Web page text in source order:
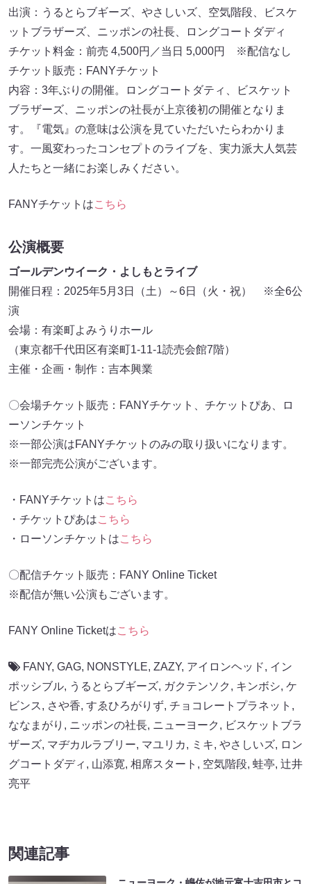
出演：うるとらブギーズ、やさしいズ、空気階段、ビスケ
ットブラザーズ、ニッポンの社長、ロングコートダディ
チケット料金：前売 4,500円／当日 5,000円 ※配信なし
チケット販売：FANYチケット
内容：3年ぶりの開催。ロングコートダティ、ビスケット
ブラザーズ、ニッポンの社長が上京後初の開催となりま
す。『電気』の意味は公演を見ていただいたらわかりま
す。一風変わったコンセプトのライブを、実力派大人気芸
人たちと一緒にお楽しみください。
FANYチケットはこちら
公演概要
ゴールデンウイーク・よしもとライブ
開催日程：2025年5月3日（土）～6日（火・祝） ※全6公
演
会場：有楽町よみうりホール
（東京都千代田区有楽町1-11-1読売会館7階）
主催・企画・制作：吉本興業
〇会場チケット販売：FANYチケット、チケットぴあ、ロ
ーソンチケット
※一部公演はFANYチケットのみの取り扱いになります。
※一部完売公演がございます。
・FANYチケットはこちら
・チケットぴあはこちら
・ローソンチケットはこちら
〇配信チケット販売：FANY Online Ticket
※配信が無い公演もございます。
FANY Online Ticketはこちら
FANY, GAG, NONSTYLE, ZAZY, アイロンヘッド, イン
ポッシブル, うるとらブギーズ, ガクテンソク , キンボシ, ケ
ビンス, さや香, すゑひろがりず, チョコレートプラネット ,
ななまがり , ニッポンの社長, ニューヨーク , ビスケットブラ
ザーズ, マヂカルラブリー, マユリカ, ミキ, やさしいズ, ロン
グコートダディ , 山添寛, 相席スタート , 空気階段, 蛙亭, 辻井
亮平
関連記事